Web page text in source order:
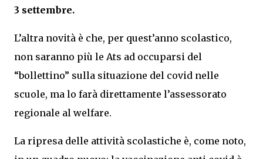
3 settembre.
L’altra novità è che, per quest’anno scolastico,
non saranno più le Ats ad occuparsi del
“bollettino” sulla situazione del covid nelle
scuole, ma lo farà direttamente l’assessorato
regionale al welfare.
La ripresa delle attività scolastiche è, come noto,